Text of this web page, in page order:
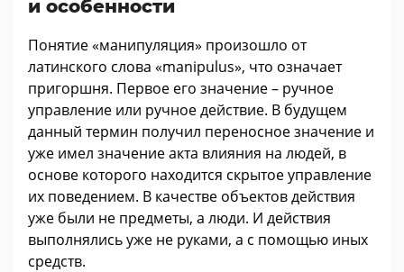
и особенности
Понятие «манипуляция» произошло от
латинского слова «manipulus», что означает
пригоршня. Первое его значение – ручное
управление или ручное действие. В будущем
данный термин получил переносное значение и
уже имел значение акта влияния на людей, в
основе которого находится скрытое управление
их поведением. В качестве объектов действия
уже были не предметы, а люди. И действия
выполнялись уже не руками, а с помощью иных
средств.